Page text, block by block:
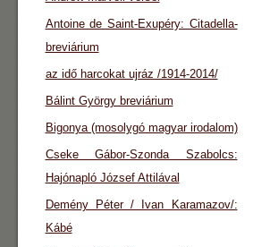
Antoine de Saint-Exupéry: Citadella-
breviárium
az idő harcokat ujráz /1914-2014/
Bálint György breviárium
Bigonya (mosolygó magyar irodalom)
Cseke Gábor-Szonda Szabolcs:
Hajónapló József Attilával
Demény Péter / Ivan Karamazov/:
Kábé